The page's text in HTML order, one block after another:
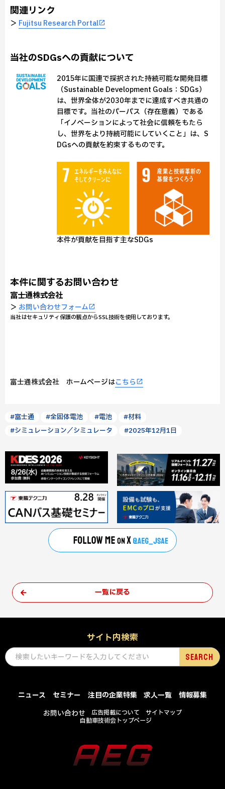
関連リンク
＞ Fujitsu Research Portal
当社のSDGsへの貢献について
2015年に国連で採択された持続可能な開発目標
（Sustainable Development Goals：SDGs）
は、世界全体が2030年までに達成すべき共通の
目標です。当社のパーパス（存在意義）である
「イノベーションによって社会に信頼をもたら
し、世界をより持続可能にしていくこと」は、S
DGsへの貢献を約束するものです。
本件が貢献を目指す主なSDGs
本件に関するお問い合わせ
富士通株式会社
＞ お問い合わせフォーム
当社はセキュリティ保護の観点からSSL技術を使用しております。
富士通株式会社 ホームページはこちら
#富士通 #全固体電池 #電池
#材料
#シミュレーション／シミュレータ
#2025年12月1日
一覧に戻る
サイト内検索
ニュース セミナー 注目の企業特集 求人一覧
情報募集
お問い合わせ
広告掲載について
サイトマップ
自動車技術会トップページ